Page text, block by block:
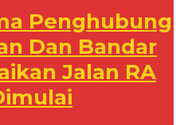
Penghubung
Dan Bandar
Jalan RA